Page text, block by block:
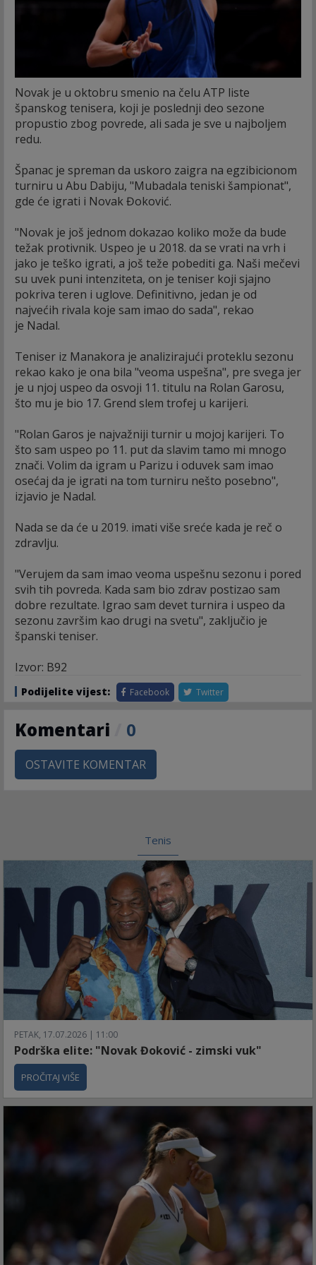
Novak je u oktobru smenio na čelu ATP liste
španskog tenisera, koji je poslednji deo sezone
propustio zbog povrede, ali sada je sve u najboljem
redu.
Španac je spreman da uskoro zaigra na egzibicionom
turniru u Abu Dabiju, "Mubadala teniski šampionat",
gde će igrati i Novak Đoković.
"Novak je još jednom dokazao koliko može da bude
težak protivnik. Uspeo je u 2018. da se vrati na vrh i
jako je teško igrati, a još teže pobediti ga. Naši mečevi
su uvek puni intenziteta, on je teniser koji sjajno
pokriva teren i uglove. Definitivno, jedan je od
najvećih rivala koje sam imao do sada", rekao
je Nadal.
Teniser iz Manakora je analizirajući proteklu sezonu
rekao kako je ona bila "veoma uspešna", pre svega jer
je u njoj uspeo da osvoji 11. titulu na Rolan Garosu,
što mu je bio 17. Grend slem trofej u karijeri.
"Rolan Garos je najvažniji turnir u mojoj karijeri. To
što sam uspeo po 11. put da slavim tamo mi mnogo
znači. Volim da igram u Parizu i oduvek sam imao
osećaj da je igrati na tom turniru nešto posebno",
izjavio je Nadal.
Nada se da će u 2019. imati više sreće kada je reč o
zdravlju.
"Verujem da sam imao veoma uspešnu sezonu i pored
svih tih povreda. Kada sam bio zdrav postizao sam
dobre rezultate. Igrao sam devet turnira i uspeo da
sezonu završim kao drugi na svetu", zaključio je
španski teniser.
Izvor: B92
Podijelite vijest: Facebook Twitter
Komentari 0
OSTAVITE KOMENTAR
Tenis
PETAK, 17.07.2026 | 11:00
Podrška elite: "Novak Đoković - zimski vuk"
PROČITAJ VIŠE